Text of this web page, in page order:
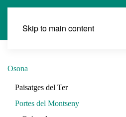
Skip to main content
Osona
Paisatges del Ter
Portes del Montseny